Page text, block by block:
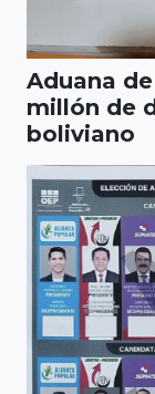
Aduana
millón de
boliviano